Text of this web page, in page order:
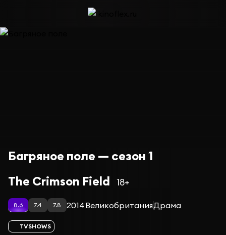
Багряное поле — сезон 1
The Crimson Field
18+
8.6 7.4 7.8 2014ВеликобританияДрама
TVSHOWS